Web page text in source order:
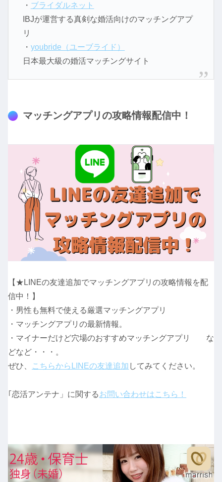
・ ブライダルネット
IBJが運営する真剣な婚活向けのマッチングアプ
リ
・ youbride（ユーブライド）
日本最大級の婚活マッチングサイト
マッチングアプリの攻略情報配信中！
【★LINEの友達追加でマッチングアプリの攻略情報を配
信中！】
・男性も無料で使える厳選マッチングアプリ
・マッチングアプリの最新情報。
・マイナーだけど穴場のおすすめマッチングアプリ な
どなど・・・。
ぜひ、
こちらからLINEの友達追加 してみてください。
｢恋活アンテナ」に関するお問い合わせはこちら！